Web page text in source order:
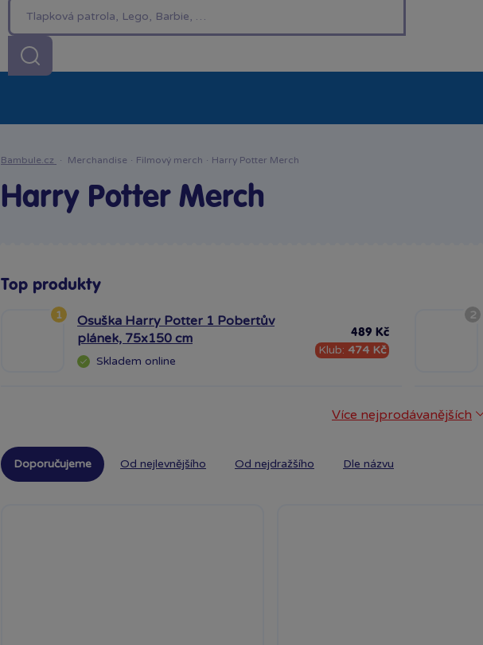
Bambule.cz · Merchandise · Filmový merch · Harry Potter Merch
Harry Potter Merch
Top produkty
1
Osuška Harry Potter 1 Pobertův
plánek, 75x150 cm
Skladem online
489 Kč
Klub: 474 Kč
2
Více nejprodávanějších
Doporučujeme Od nejlevnějšího Od nejdražšího Dle názvu